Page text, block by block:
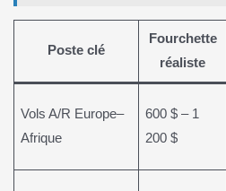
Poste clé
Fourchette
réaliste
Vols A/R Europe–
Afrique
600 $ – 1
200 $